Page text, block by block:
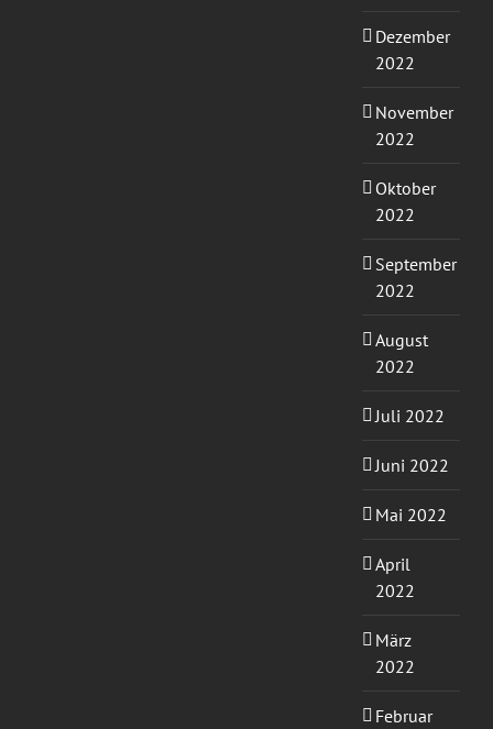
Dezember
2022
November
2022
Oktober
2022
September
2022
August
2022
Juli 2022
Juni 2022
Mai 2022
April
2022
März
2022
Februar